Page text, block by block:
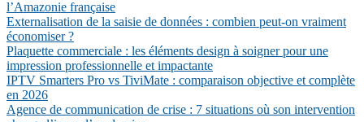
l’Amazonie française
Externalisation de la saisie de données : combien peut-on vraiment
économiser ?
Plaquette commerciale : les éléments design à soigner pour une
impression professionnelle et impactante
IPTV Smarters Pro vs TiviMate : comparaison objective et complète
en 2026
Agence de communication de crise : 7 situations où son intervention